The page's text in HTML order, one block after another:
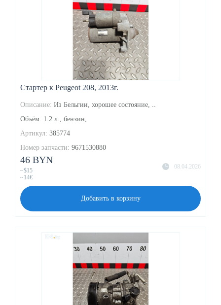
Стартер к Peugeot 208, 2013г.
Описание: Из Бельгии, хорошее состояние, ..
Объём: 1.2 л., бензин,
Артикул: 385774
Номер запчасти: 9671530880
08.04.2026
46 BYN
~$15
~14€
Добавить в корзину